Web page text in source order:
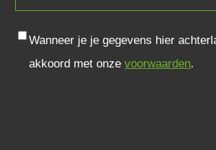
Consent
Wanneer je je gegevens hier
akkoord met onzevoorwaarden.